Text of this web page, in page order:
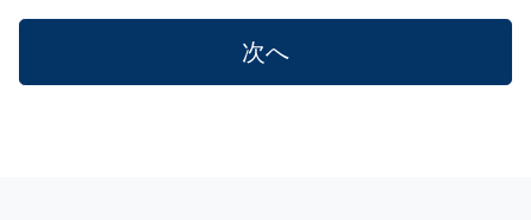
次へ